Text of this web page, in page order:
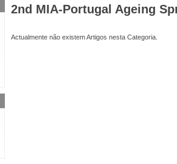
2nd MIA-Portugal Ageing
Actualmente não existem Artigos nesta Categoria.